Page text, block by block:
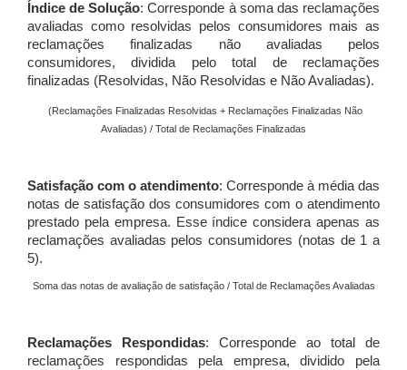
Índice de Solução: Corresponde à soma das reclamações
avaliadas como resolvidas pelos consumidores mais as
reclamações finalizadas não avaliadas pelos
consumidores, dividida pelo total de reclamações
finalizadas (Resolvidas, Não Resolvidas e Não Avaliadas).
(Reclamações Finalizadas Resolvidas + Reclamações Finalizadas Não
Avaliadas) / Total de Reclamações Finalizadas
Satisfação com o atendimento: Corresponde à média das
notas de satisfação dos consumidores com o atendimento
prestado pela empresa. Esse índice considera apenas as
reclamações avaliadas pelos consumidores (notas de 1 a
5).
Soma das notas de avaliação de satisfação / Total de Reclamações Avaliadas
Reclamações Respondidas: Corresponde ao total de
reclamações respondidas pela empresa, dividido pela